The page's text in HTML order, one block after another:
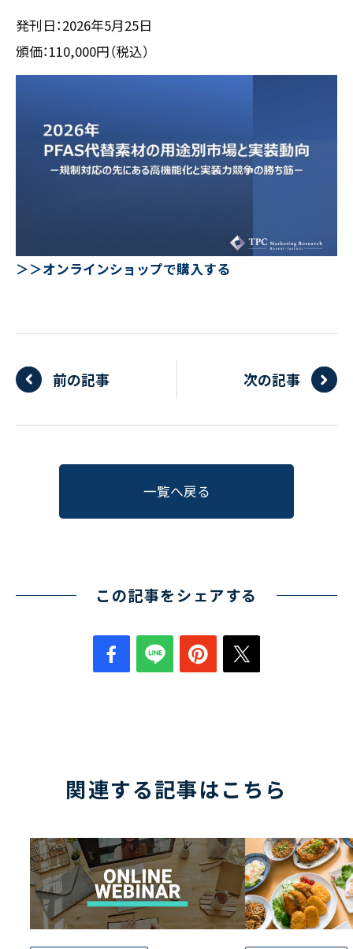
発刊日：2026年5月25日
頒価：110,000円（税込）
＞＞オンラインショップで購入する
前の記事 次の記事
一覧へ戻る
この記事をシェアする
関連する記事はこちら